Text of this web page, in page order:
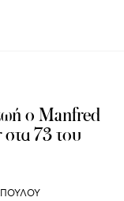
ο Manfred
73 του